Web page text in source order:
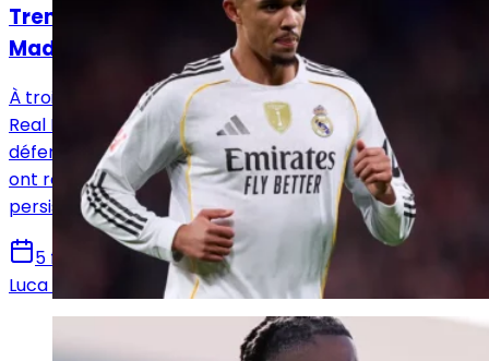
Trent et Mendy aptes pour Valence-Real
Madrid, Alaba grippé
À trois jours du déplacement périlleux à Valence, le
Real Madrid enregistre des retours cruciaux en
défense. Si Trent Alexander-Arnold et Ferland Mendy
ont reçu le feu vert médical, quelques incertitudes
persistent encore pour Álvaro Arbeloa.
5 février 2026
Luca Schenatto